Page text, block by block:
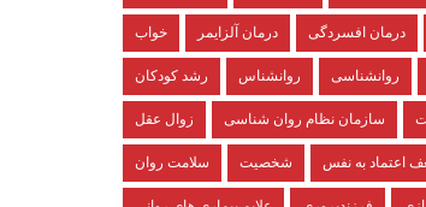
خواب درمان آلزایمر درمان افسردگی
رشد کودکان روانشناس روانشناسی
زوال عقل سازمان نظام روان شناسی
سلامت روان شخصیت اعتماد به نفس